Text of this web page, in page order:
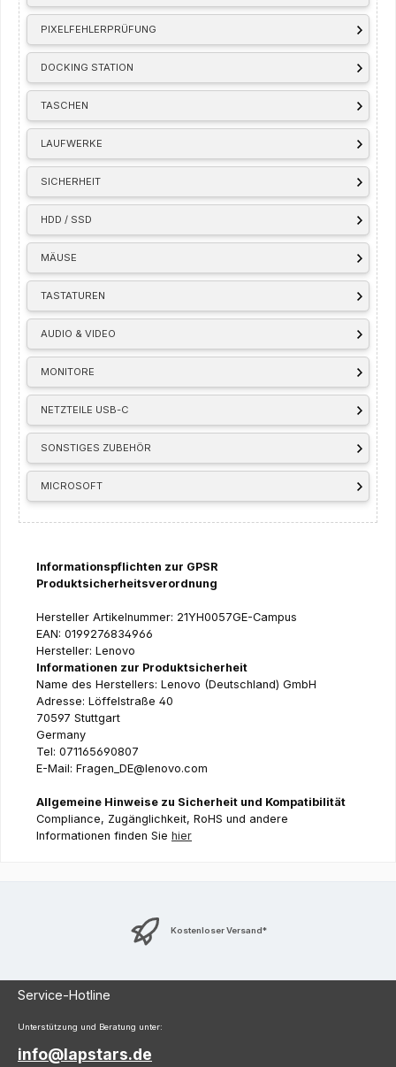
PIXELFEHLERPRÜFUNG
DOCKING STATION
TASCHEN
LAUFWERKE
SICHERHEIT
HDD / SSD
MÄUSE
TASTATUREN
AUDIO & VIDEO
MONITORE
NETZTEILE USB-C
SONSTIGES ZUBEHÖR
MICROSOFT
Informationspflichten zur GPSR
Produktsicherheitsverordnung
Hersteller Artikelnummer: 21YH0057GE-Campus
EAN: 0199276834966
Hersteller: Lenovo
Informationen zur Produktsicherheit
Name des Herstellers: Lenovo (Deutschland) GmbH
Adresse: Löffelstraße 40
70597 Stuttgart
Germany
Tel: 071165690807
E-Mail: Fragen_DE@lenovo.com
Allgemeine Hinweise zu Sicherheit und Kompatibilität
Compliance, Zugänglichkeit, RoHS und andere
Informationen finden Sie hier
Kostenloser Versand*
Service-Hotline
Unterstützung und Beratung unter:
info@lapstars.de